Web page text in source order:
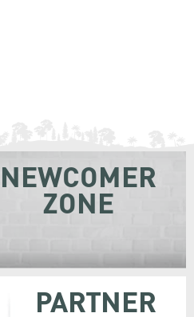
NEWCOMER
ZONE
PARTNER